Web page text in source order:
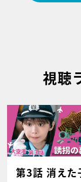
視聴
第3話 消えた